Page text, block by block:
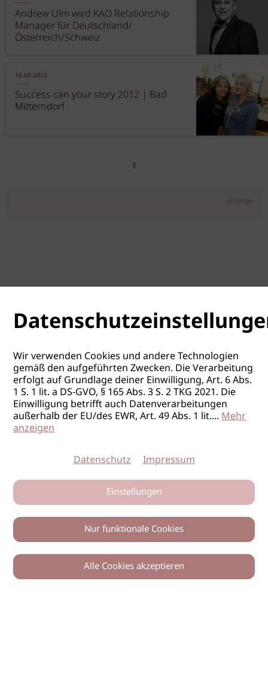
Andrew Ulm wird KAO Relationship
Manager für Deutschland/
Österreich/Schweiz
16.09.2012
Success can your story 2012 | Bad
Mitterndorf
1
Anzeige
Wir verwenden Cookies und andere Technologien
gemäß den aufgeführten Zwecken. Die Verarbeitung
erfolgt auf Grundlage deiner Einwilligung, Art. 6 Abs.
1 S. 1 lit. a DS-GVO, § 165 Abs. 3 S. 2 TKG 2021. Die
Einwilligung betrifft auch Datenverarbeitungen
außerhalb der EU/des EWR, Art. 49 Abs. 1 lit....Mehr
anzeigen
Datenschutz Impressum
Einstellungen
Nur funktionale Cookies
Alle Cookies akzeptieren